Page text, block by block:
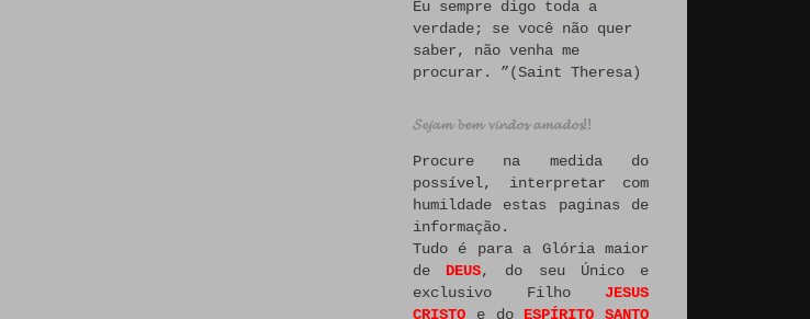
Eu sempre digo toda a
verdade; se você não quer
saber, não venha me
procurar. ”(Saint Theresa)
𝓢𝓮𝓳𝓪𝓶 𝓫𝓮𝓶 𝓿𝓲𝓷𝓭𝓸𝓼 𝓪𝓶𝓪𝓭𝓸𝓼!!
Procure na medida do
possível, interpretar com
humildade estas paginas de
informação.
Tudo é para a Glória maior
de DEUS, do seu Único e
exclusivo Filho JESUS
CRISTO e do ESPÍRITO SANTO